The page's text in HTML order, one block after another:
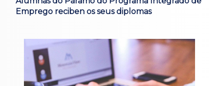
Emprego reciben os seus diplomas